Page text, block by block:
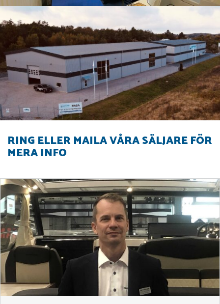
RING ELLER MAILA VÅRA SÄLJARE FÖR
MERA INFO